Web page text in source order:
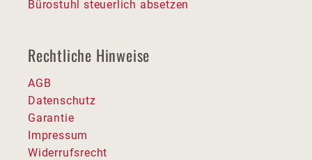
Bürostuhl steuerlich absetzen
Rechtliche Hinweise
AGB
Datenschutz
Garantie
Impressum
Widerrufsrecht